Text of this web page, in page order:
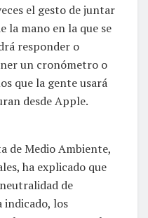
el gesto de juntar
la mano en la que se
responder o
un cronómetro o
que la gente usará
desde Apple.
de Medio Ambiente,
ha explicado que
de
indicado, los